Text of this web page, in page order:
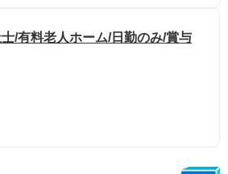
/有料老人ホーム/日勤のみ/賞与